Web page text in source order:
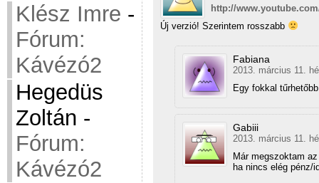
Klész Imre -
Fórum:
Kávézó2
Hegedüs
Zoltán -
Fórum:
Kávézó2
http://
Új verzió! Szerintem rosszabb
Fabiana
2013. március 11.
Egy fokkal
Gabiii
2013. március 11.
Már megszoktam
ha nincs elég pénz/